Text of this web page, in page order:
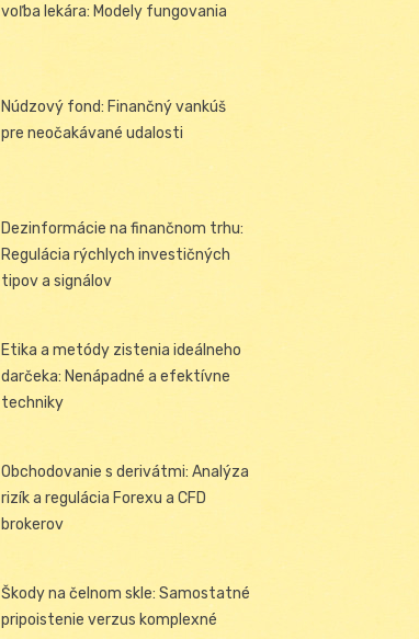
voľba lekára: Modely fungovania
Núdzový fond: Finančný vankúš
pre neočakávané udalosti
Dezinformácie na finančnom trhu:
Regulácia rýchlych investičných
tipov a signálov
Etika a metódy zistenia ideálneho
darčeka: Nenápadné a efektívne
techniky
Obchodovanie s derivátmi: Analýza
rizík a regulácia Forexu a CFD
brokerov
Škody na čelnom skle: Samostatné
pripoistenie verzus komplexné